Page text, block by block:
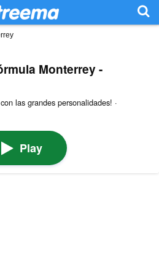
Monterrey -
las grandes personalidades! ·
Play